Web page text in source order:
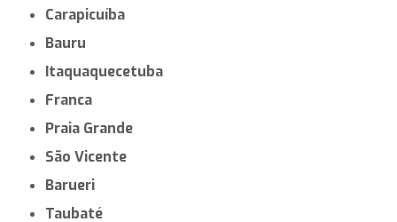
Carapicuíba
Bauru
Itaquaquecetuba
Franca
Praia Grande
São Vicente
Barueri
Taubaté